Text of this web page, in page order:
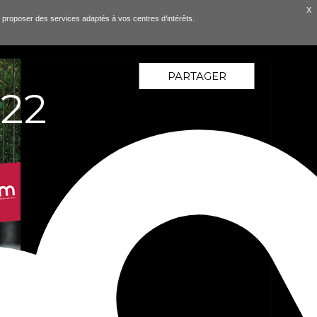
des services adaptés à vos centres d’intérêts.
X
PARTAGER